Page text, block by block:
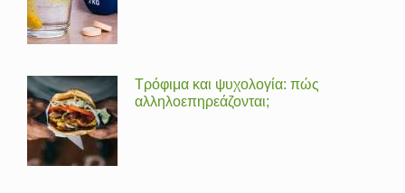
Τρόφιμα και ψυχολογία: πώς
αλληλοεπηρεάζονται;